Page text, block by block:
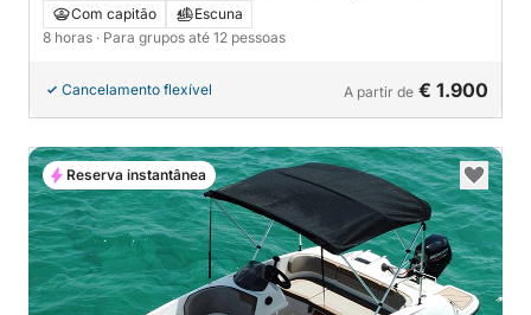
liberdade.
Com capitão
Escuna
8 horas · Para grupos até 12 pessoas
Cancelamento flexível A partir de € 1.900
Reserva instantânea